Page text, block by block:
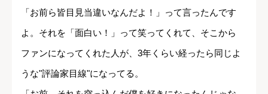
「お前ら皆目見当違いなんだよ！」って言ったんです
よ。それを「面白い！」って笑ってくれて、そこから
ファンになってくれた人が、3年くらい経ったら同じよ
うな"評論家目線"になってる。